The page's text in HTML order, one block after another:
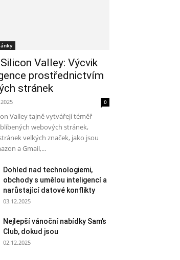
Valley: Výcvik
prostřednictvím
stránek
0
Valley tajně vytvářejí téměř
webových stránek,
velkých značek, jako jsou
a Gmail,...
Dohled nad technologiemi,
obchody s umělou inteligencí a
narůstající datové konflikty
03.12.2025
Nejlepší vánoční nabídky Sam’s
Club, dokud jsou
02.12.2025